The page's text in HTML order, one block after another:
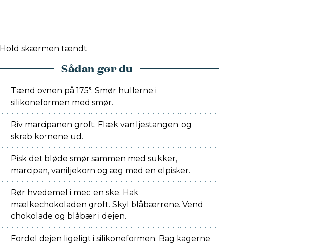
Hold skærmen tændt
Sådan gør du
Tænd ovnen på 175°. Smør hullerne i
silikoneformen med smør.
Riv marcipanen groft. Flæk vaniljestangen, og
skrab kornene ud.
Pisk det bløde smør sammen med sukker,
marcipan, vaniljekorn og æg med en elpisker.
Rør hvedemel i med en ske. Hak
mælkechokoladen groft. Skyl blåbærrene. Vend
chokolade og blåbær i dejen.
Fordel dejen ligeligt i silikoneformen. Bag kagerne